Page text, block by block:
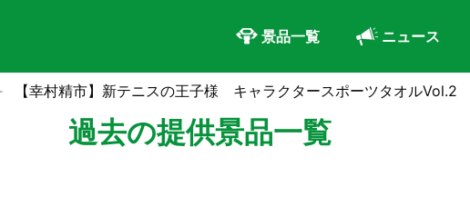
景品一覧 ニュース
【幸村精市】新テニスの王子様 キャラクタースポーツタオルVol.2
過去の提供景品一覧